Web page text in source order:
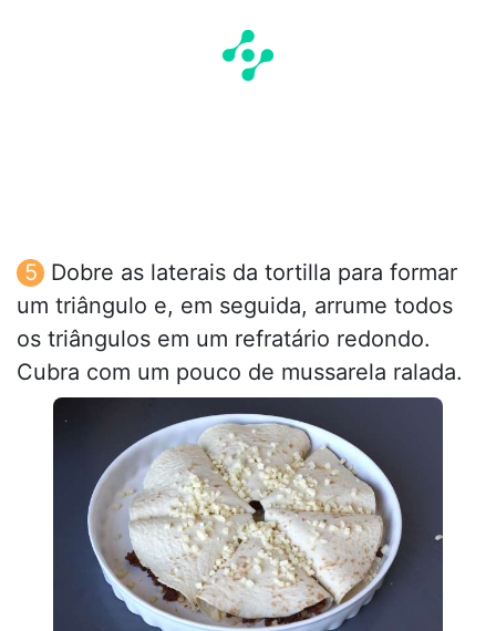
Dobre as laterais da tortilla para formar
um triângulo e, em seguida, arrume todos
os triângulos em um refratário redondo.
Cubra com um pouco de mussarela ralada.